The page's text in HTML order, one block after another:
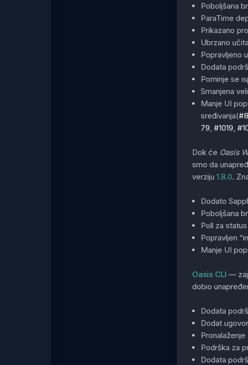
Poboljšana
ParaTime
Prikazano
Ubrzano
Popravljeno
Dodata
Pominje se
Smanjena
Manje UI
sređivanja(
79 #1019
Dok će Oasis
smo da
verziju 1.8.0.
Dodato
Poboljšana
Poll za
Popravljen
Manje UI
Oasis CLI —
dobio
Dodata
Dodat
Podrška za
Dodata